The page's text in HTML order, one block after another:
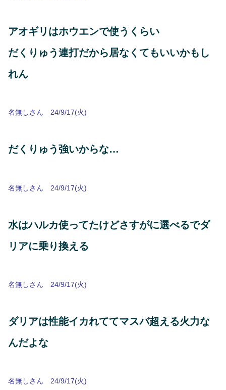
アオギリはホウエンで使うくらい
だくりゅう連打だから居なくてもいいかもし
れん
名無しさん 24/9/17(火)
だくりゅう強いからな…
名無しさん 24/9/17(火)
水はハルカ使ってたけどさすがに選べるでダ
リアに乗り換える
名無しさん 24/9/17(火)
ダリアは性能イカれててマスバ超える火力な
んだよな
名無しさん 24/9/17(火)